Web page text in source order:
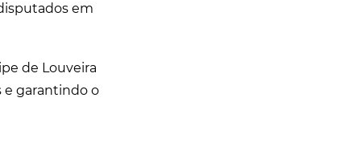
em
de Louveira
e garantindo o